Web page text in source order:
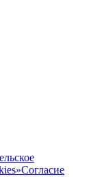
Согласие